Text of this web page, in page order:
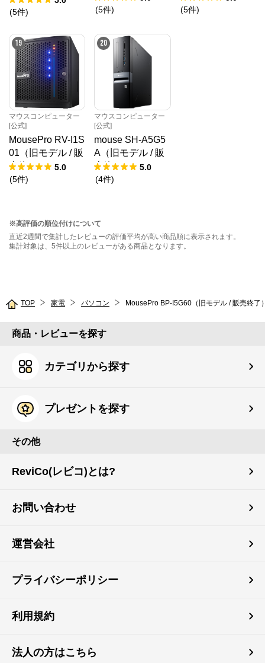
(5件)
(5件)
(5件)
19
マウスコンピューター
[公式]
MousePro RV-I1S
01（旧モデル / 販
売終了）
5.0
(5件)
20
マウスコンピューター
[公式]
mouse SH-A5G5
A（旧モデル / 販
売終了）
5.0
(4件)
※高評価の順位付けについて
直近2週間で集計したレビューの評価平均が高い商品順に表示されます。
集計対象は、5件以上のレビューがある商品となります。
TOP 家電 パソコン MousePro BP-I5G60（旧モデル / 販売終了
商品・レビューを探す
カテゴリから探す
プレゼントを探す
その他
ReviCo(レビコ)とは?
お問い合わせ
運営会社
プライバシーポリシー
利用規約
法人の方はこちら